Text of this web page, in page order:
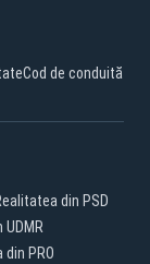
Cod de conduită
din PSD
din PRO